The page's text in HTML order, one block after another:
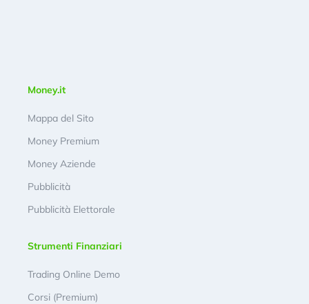
Money.it
Mappa del Sito
Money Premium
Money Aziende
Pubblicità
Pubblicità Elettorale
Strumenti Finanziari
Trading Online Demo
Corsi (Premium)